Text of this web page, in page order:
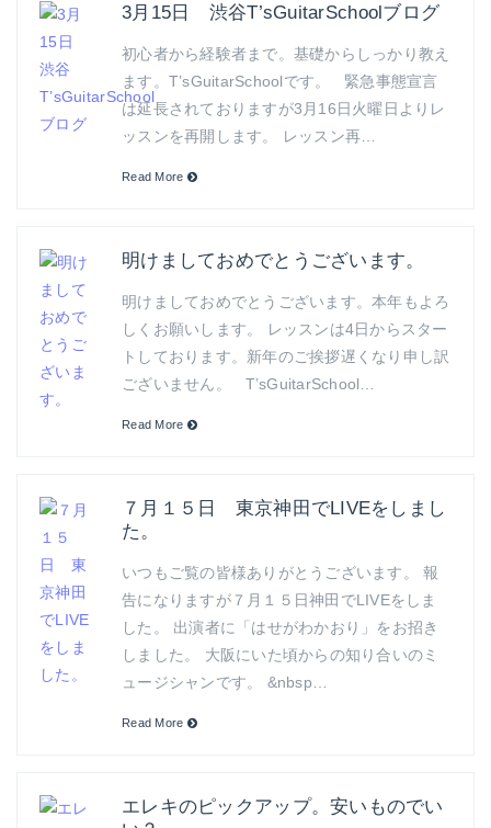
3月15日 渋谷T’sGuitarSchoolブログ
初心者から経験者まで。基礎からしっかり教え
ます。T’sGuitarSchoolです。 緊急事態宣言
は延長されておりますが3月16日火曜日よりレ
ッスンを再開します。 レッスン再…
Read More
明けましておめでとうございます。
明けましておめでとうございます。本年もよろ
しくお願いします。 レッスンは4日からスター
トしております。新年のご挨拶遅くなり申し訳
ございません。 T’sGuitarSchool…
Read More
７月１５日 東京神田でLIVEをしまし
た。
いつもご覧の皆様ありがとうございます。 報
告になりますが７月１５日神田でLIVEをしま
した。 出演者に「はせがわかおり」をお招き
しました。 大阪にいた頃からの知り合いのミ
ュージシャンです。 &nbsp…
Read More
エレキのピックアップ。安いものでい